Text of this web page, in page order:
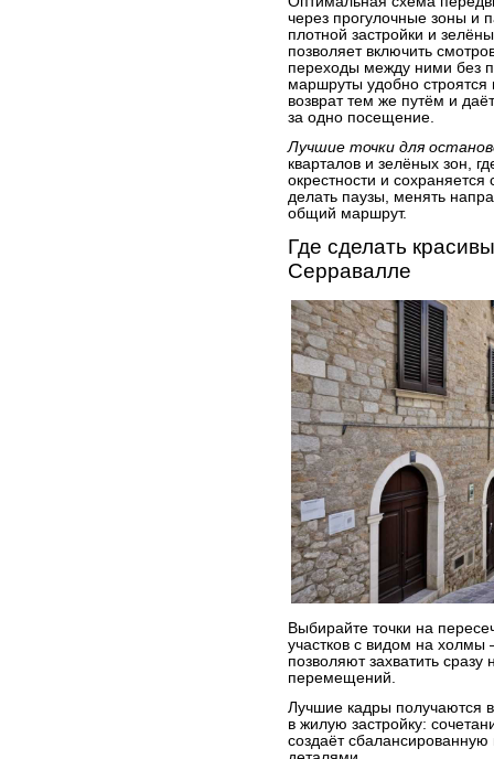
через прогулочные зоны и
плотной застройки и
позволяет включить
переходы между ними без
маршруты удобно строятся
возврат тем же путём и
за одно посещение.
Лучшие точки для
кварталов и зелёных зон,
окрестности и
делать паузы, менять
общий маршрут.
Где сделать
Серравалле
Выбирайте точки на
участков с видом на холмы
позволяют захватить
перемещений.
Лучшие кадры получаются
в жилую застройку:
создаёт